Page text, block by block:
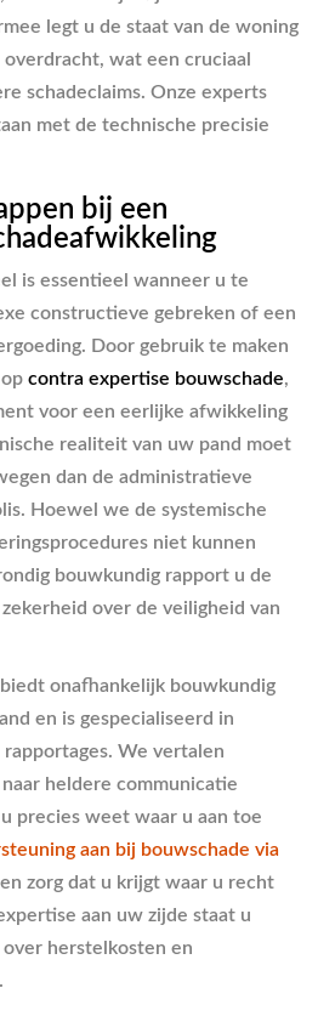
legt u de staat van de woning
wat een cruciaal
schadeclaims. Onze experts
met de technische precisie
bij een
is essentieel wanneer u te
constructieve gebreken of een
Door gebruik te maken
contra expertise bouwschade,
voor een eerlijke afwikkeling
realiteit van uw pand moet
dan de administratieve
Hoewel we de systemische
niet kunnen
bouwkundig rapport u de
over de veiligheid van
onafhankelijk bouwkundig
en is gespecialiseerd in
We vertalen
heldere communicatie
precies weet waar u aan toe
aan bij bouwschade via
en zorg dat u krijgt waar u recht
aan uw zijde staat u
herstelkosten en